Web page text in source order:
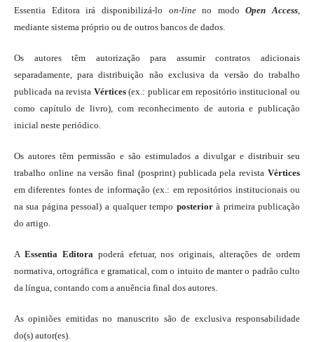
Essentia Editora irá disponibilizá-lo on-lineno modoOpen Access,
mediante sistema próprio ou de outros bancos de dados.
Os autores têm autorização para assumir contratos adicionais
separadamente, para distribuição não exclusiva da versão do trabalho
publicada na revista Vértices(ex.: publicar em repositório institucional ou
como capítulo de livro), com reconhecimento de autoria e publicação
inicial neste periódico.
Os autores têm permissão e são estimulados a divulgar e distribuir seu
trabalho online na versão final (posprint) publicada pela revistaVértices
em diferentes fontes de informação (ex.: em repositórios institucionais ou
na sua página pessoal) a qualquer tempo posteriorà primeira publicação
do artigo.
A Essentia Editorapoderá efetuar, nos originais, alterações de ordem
normativa, ortográfica e gramatical, com o intuito de manter o padrão culto
da língua, contando com a anuência final dos autores.
As opiniões emitidas no manuscrito são de exclusiva responsabilidade
do(s) autor(es).